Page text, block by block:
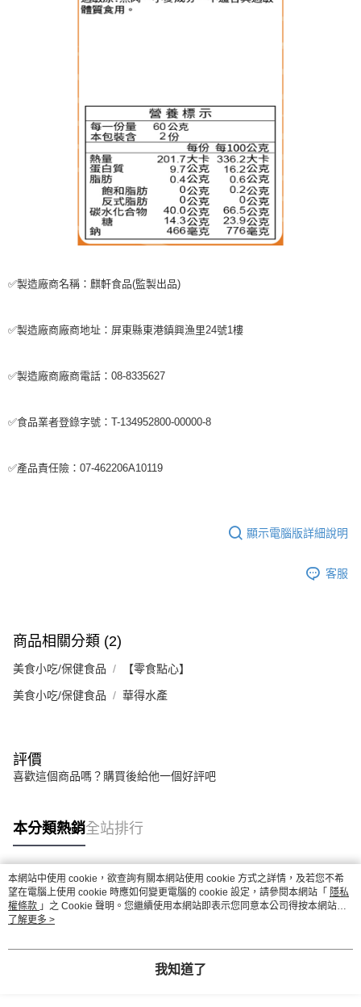
✅製造廠商名稱：麒軒食品(監製出品)
✅製造廠商廠商地址：屏東縣東港鎮興漁里24號1樓
✅製造廠商廠商電話：08-8335627
✅食品業者登錄字號：T-134952800-00000-8
✅產品責任險：07-462206A10119
顯示電腦版詳細說明
客服
商品相關分類 (2)
美食小吃/保健食品 【零食點心】
美食小吃/保健食品 華得水產
評價
喜歡這個商品嗎？購買後給他一個好評吧
本分類熱銷全站排行
熱門標籤
本網站中使用 cookie，欲查詢有關本網站使用 cookie 方式之詳情，及若您不希
望在電腦上使用 cookie 時應如何變更電腦的 cookie 設定，請參閱本網站「 隱私
權條款 」之 Cookie 聲明。您繼續使用本網站即表示您同意本公司得按本網站使
用條款之 Cookie 聲明使用 cookie。
了解更多 >
我知道了